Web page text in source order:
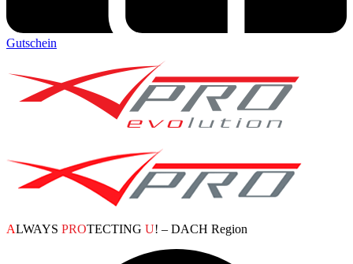
Gutschein
ALWAYS PROTECTING U! – DACH Region